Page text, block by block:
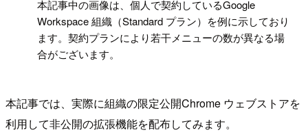
本記事中の画像は、個人で契約しているGoogle
Workspace 組織（Standard プラン）を例に示しており
ます。契約プランにより若干メニューの数が異なる場
合がございます。
本記事では、実際に組織の限定公開Chrome ウェブストアを
利用して非公開の拡張機能を配布してみます。